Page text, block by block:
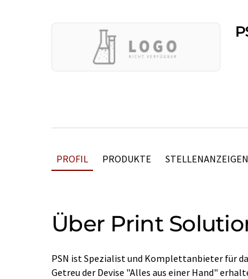
PROFIL PRODUKTE STELLENANZEIGEN
Über Print
PSN ist Spezialist und Komplettanbieter für
Getreu der Devise "Alles aus einer Hand"